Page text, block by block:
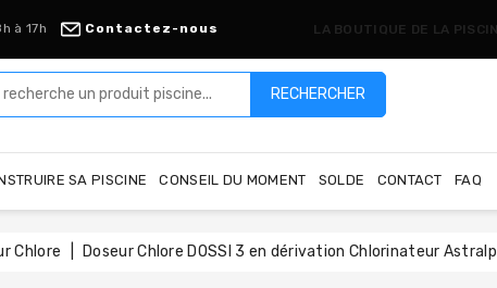
à 17h Contactez-nous LA BOUTIQUE DE LA
RECHERCHER
SA PISCINE CONSEIL DU MOMENT SOLDE CONTACT FAQ
Chlore Doseur Chlore DOSSI 3 en dérivation Chlorinateur